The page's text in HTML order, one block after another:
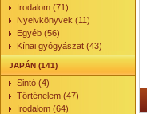
Irodalom (71)
Nyelvkönyvek (11)
Egyéb (56)
Kínai gyógyászat (43)
JAPÁN (141)
Sintó (4)
Történelem (47)
Irodalom (64)